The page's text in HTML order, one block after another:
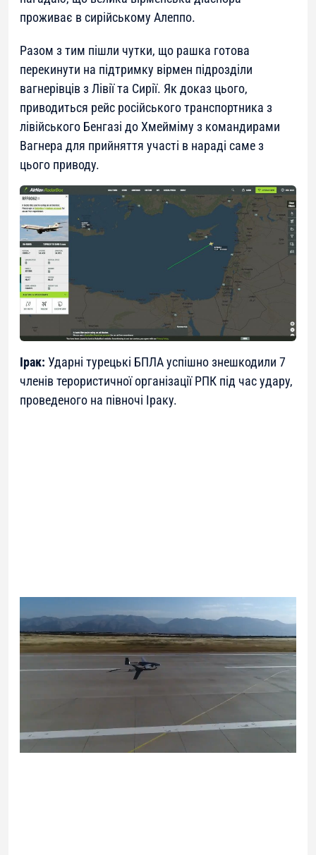
проживає в сирійському Алеппо.
Разом з тим пішли чутки, що рашка готова
перекинути на підтримку вірмен підрозділи
вагнерівців з Лівії та Сирії. Як доказ цього,
приводиться рейс російського транспортника з
лівійського Бенгазі до Хмейміму з командирами
Вагнера для прийняття участі в нараді саме з
цього приводу.
Ірак: Ударні турецькі БПЛА успішно знешкодили 7
членів терористичної організації РПК під час удару,
проведеного на півночі Іраку.